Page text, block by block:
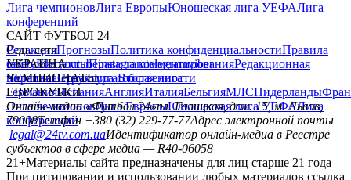
Лига чемпионовЛига ЕвропыЮношеская лига УЕФАЛига
конференций
САЙТ ФУТБОЛ 24
РедакцияПрогнозыПолитика конфиденциальностиПравила
сайтуКонтактыПравила комментированияРедакционная
политикаСтруктура собственности
Соц. сети
facebookxyoutubeinstagramtelegramviber
УКРАИНА
УкраинаПервая лигаВторая лига
ЧЕМПИОНАТЫ
ГерманияИспанияАнглияИталияБельгияМЛСНидерланды
ЕВРОКУБКИ
Лига чемпионовЛига ЕвропыЮношеская лига УЕФАЛига
конференций
Онлайн-медиа «Футбол 24»пл. Галицкая, дом. 15, м. Львов,
79008Телефон +380 (32) 229-77-77Адрес электронной почты
legal@24tv.com.uaИдентификатор онлайн-медиа в Реестре
субъектов в сфере медиа — R40-06058
21+Материалы сайта предназначены для лиц старше 21 года
При цитировании и использовании любых материалов ссылка